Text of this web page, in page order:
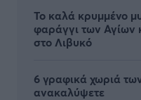
Το καλά κρυμμένο
φαράγγι των Αγίων
στο Λιβυκό
6 γραφικά χωριά
ανακαλύψετε